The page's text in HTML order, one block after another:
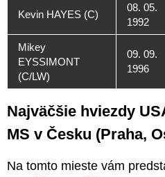
Kevin HAYES (C)
08. 05.
1992
Mikey
EYSSIMONT
(C/LW)
09. 09.
1996
Najväčšie hviezdy
MS v Česku (Praha,
Na tomto mieste vám